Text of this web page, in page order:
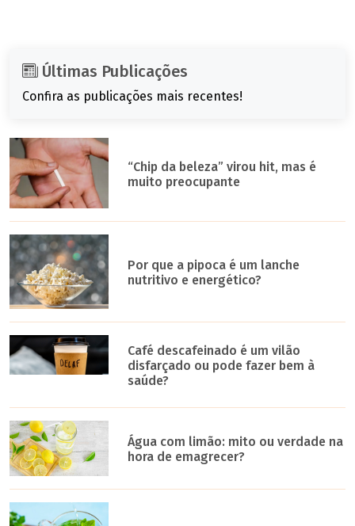
Últimas Publicações
Confira as publicações mais recentes!
“Chip da beleza” virou hit, mas é
muito preocupante
Por que a pipoca é um lanche
nutritivo e energético?
Café descafeinado é um vilão
disfarçado ou pode fazer bem à
saúde?
Água com limão: mito ou verdade na
hora de emagrecer?